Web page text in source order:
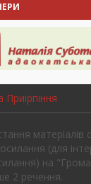
Приірпіння
матеріалів
(для
на
2 речення.